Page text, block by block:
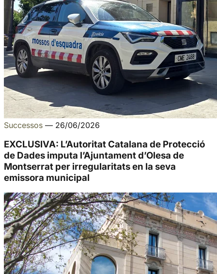
Successos — 26/06/2026
EXCLUSIVA: L’Autoritat Catalana de Protecció
de Dades imputa l’Ajuntament d’Olesa de
Montserrat per irregularitats en la seva
emissora municipal